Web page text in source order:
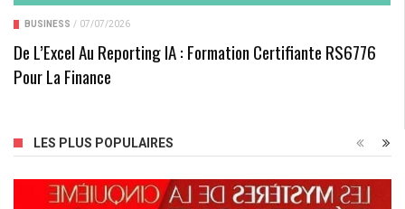
BUSINESS / 07/07/2026
De L’Excel Au Reporting IA : Formation Certifiante RS6776
Pour La Finance
LES PLUS POPULAIRES